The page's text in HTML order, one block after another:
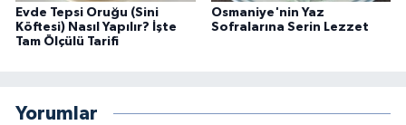
Evde Tepsi Oruğu (Sini
Köftesi) Nasıl Yapılır? İşte
Tam Ölçülü Tarifi
Osmaniye'nin Yaz
Sofralarına Serin Lezzet
Yorumlar